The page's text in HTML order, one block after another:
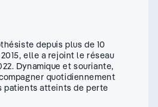
depuis plus de 10
elle a rejoint le réseau
Dynamique et souriante,
quotidiennement
patients atteints de perte